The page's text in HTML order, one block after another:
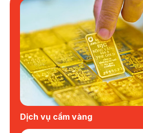
Dịch vụ cầm vàng